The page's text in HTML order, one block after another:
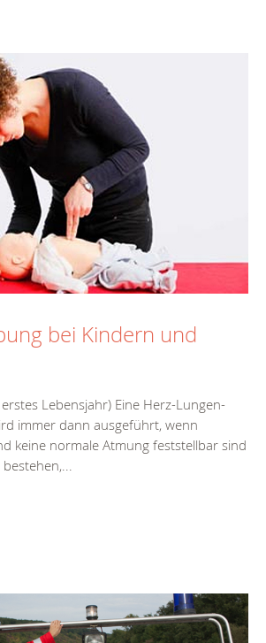
bei Kindern und
Lebensjahr) Eine Herz-Lungen-
immer dann ausgeführt, wenn
keine normale Atmung feststellbar sind